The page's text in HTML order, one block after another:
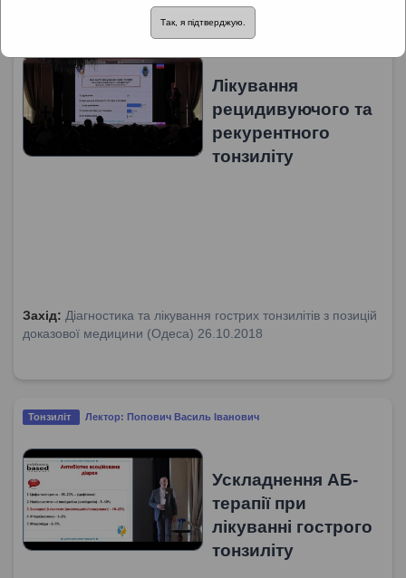
Лектор: Попович Василь Іванович
Лікування
рецидивуючого та
рекурентного
тонзиліту
Захід: Діагностика та лікування гострих тонзилітів з позицій
доказової медицини (Одеса) 26.10.2018
Тонзиліт Лектор: Попович Василь Іванович
Ускладнення АБ-
терапії при
лікуванні гострого
тонзиліту
Так, я підтверджую.